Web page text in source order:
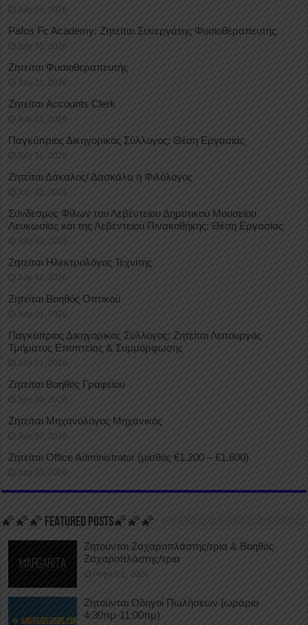
July 31, 2026
Pafos Fc Academy: Ζητείται Συνεργάτης Φυσιοθεραπευτής
July 31, 2026
Ζητείται Φυσιοθεραπευτής
July 31, 2026
Ζητείται Accounts Clerk
July 31, 2026
Παγκύπριος Δικηγορικός Σύλλογος: Θέση Εργασίας
July 31, 2026
Ζητείται Δάκαλος/ Δασκάλα ή Φιλόλογος
July 31, 2026
Σύνδεσμος Φίλων του Λεβέντειου Δημοτικού Μουσείου
Λευκωσίας και της Λεβέντειου Πινακοθήκης: Θέση Εργασίας
July 31, 2026
Ζητείται Ηλεκτρολόγος Τεχνίτης
July 31, 2026
Ζητείται Βοηθός Οπτικού
July 31, 2026
Παγκύπριος Δικηγορικός Σύλλογος: Ζητείται Λειτουργός
Τμήματος Εποπτείας & Συμμόρφωσης
July 31, 2026
Ζητείται Βοηθός Γραφείου
July 30, 2026
Ζητείται Μηχανολόγος Μηχανικός
July 30, 2026
Ζητείται Office Administrator (μισθός €1.200 – €1.600)
July 30, 2026
🌠🌠🌠 FEATURED POSTS🌠🌠🌠
Ζητούνται Ζαχαροπλάστης/τρια & Βοηθός
Ζαχαροπλάστης/τρια
August 1, 2026
Ζητούνται Οδηγοί Πωλήσεων (ωράριο
4:30πμ-11:00πμ)